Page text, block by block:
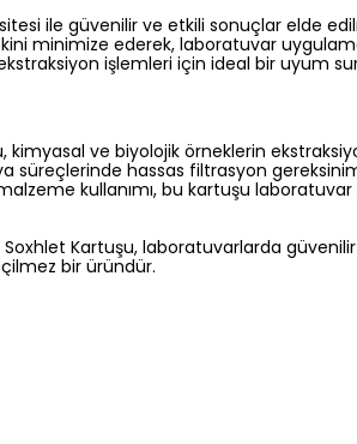
ile güvenilir ve etkili sonuçlar elde
minimize ederek, laboratuvar
işlemleri için ideal bir uyum
kimyasal ve biyolojik örneklerin
süreçlerinde hassas filtrasyon
kullanımı, bu kartuşu
Soxhlet Kartuşu, laboratuvarlarda
bir üründür.